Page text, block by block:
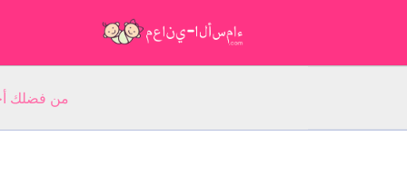
من فضلك أجب عن 5 أسئلة عن